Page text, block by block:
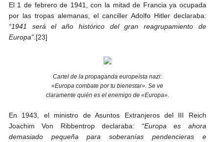
El 1 de febrero de 1941, con la mitad de Francia ya ocupada
por las tropas alemanas, el canciller Adolfo Hitler declaraba:
“1941 será el año histórico del gran reagrupamiento de
Europa”.[23]
Cartel de la propaganda europeísta nazi:
«Europa combate por tu bienestar». Se ve
claramente quién es el enemigo de «Europa».
En 1943, el ministro de Asuntos Extranjeros del III Reich
Joachim Von Ribbentrop declaraba: “Europa es ahora
demasiado pequeña para soberanías pendencieras e